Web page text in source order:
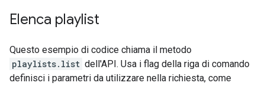
Elenca playlist
Questo esempio di codice chiama il metodo
playlists.list dell'API. Usa i flag della riga di comando
definisci i parametri da utilizzare nella richiesta, come